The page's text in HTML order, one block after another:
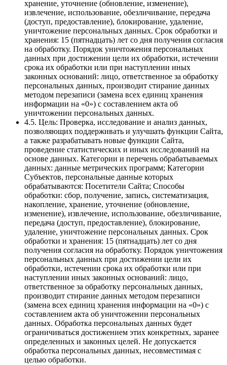
хранение, уточнение (обновление, изменение),
извлечение, использование, обезличивание, передача
(доступ, предоставление), блокирование, удаление,
уничтожение персональных данных. Срок обработки и
хранения: 15 (пятнадцать) лет со дня получения согласия
на обработку. Порядок уничтожения персональных
данных при достижении цели их обработки, истечении
срока их обработки или при наступлении иных
законных оснований: лицо, ответственное за обработку
персональных данных, производит стирание данных
методом перезаписи (замена всех единиц хранения
информации на «0») с составлением акта об
уничтожении персональных данных.
4.5. Цель: Проверка, исследование и анализ данных,
позволяющих поддерживать и улучшать функции Сайта,
а также разрабатывать новые функции Сайта,
проведение статистических и иных исследований на
основе данных. Категории и перечень обрабатываемых
данных: данные метрических программ; Категории
Субъектов, персональные данные которых
обрабатываются: Посетители Сайта; Способы
обработки: сбор, получение, запись, систематизация,
накопление, хранение, уточнение (обновление,
изменение), извлечение, использование, обезличивание,
передача (доступ, предоставление), блокирование,
удаление, уничтожение персональных данных. Срок
обработки и хранения: 15 (пятнадцать) лет со дня
получения согласия на обработку. Порядок уничтожения
персональных данных при достижении цели их
обработки, истечении срока их обработки или при
наступлении иных законных оснований: лицо,
ответственное за обработку персональных данных,
производит стирание данных методом перезаписи
(замена всех единиц хранения информации на «0») с
составлением акта об уничтожении персональных
данных. Обработка персональных данных будет
ограничиваться достижением этих конкретных, заранее
определенных и законных целей. Не допускается
обработка персональных данных, несовместимая с
целью обработки.